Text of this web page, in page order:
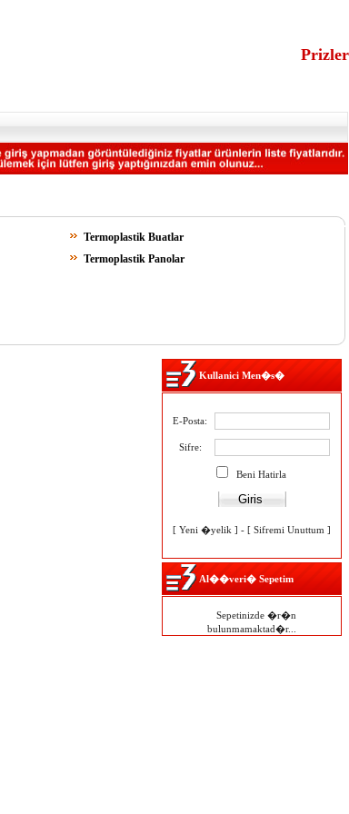
Prizler
Termoplastik Buatlar
Termoplastik Panolar
Kullanici Men�s�
E-Posta:
Sifre:
Beni Hatirla
[ Yeni �yelik ] - [ Sifremi Unuttum ]
Al��veri� Sepetim
Sepetinizde �r�n
bulunmamaktad�r...